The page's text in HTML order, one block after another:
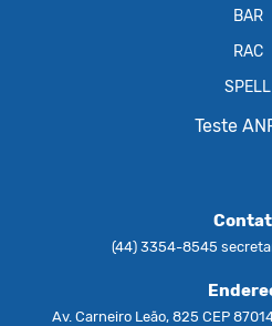
BAR
RAC
SPELL
Teste
(44) 3354-8545
Av. Carneiro Leão, 825 CEP